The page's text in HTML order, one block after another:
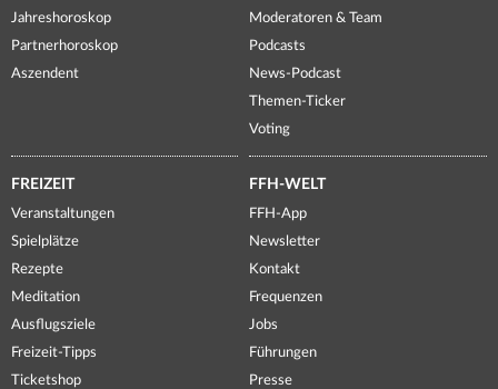
Jahreshoroskop
Partnerhoroskop
Aszendent
Moderatoren & Team
Podcasts
News-Podcast
Themen-Ticker
Voting
FREIZEIT
Veranstaltungen
Spielplätze
Rezepte
Meditation
Ausflugsziele
Freizeit-Tipps
Ticketshop
FFH-WELT
FFH-App
Newsletter
Kontakt
Frequenzen
Jobs
Führungen
Presse